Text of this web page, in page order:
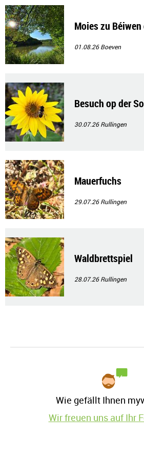
Moies zu
01.08.26Boeven
Besuch op der
30.07.26Rullingen
Mauerfuchs
29.07.26Rullingen
Waldbrettspiel
28.07.26Rullingen
Wie gefällt Ihnen
Wir freuen uns auf Ihr